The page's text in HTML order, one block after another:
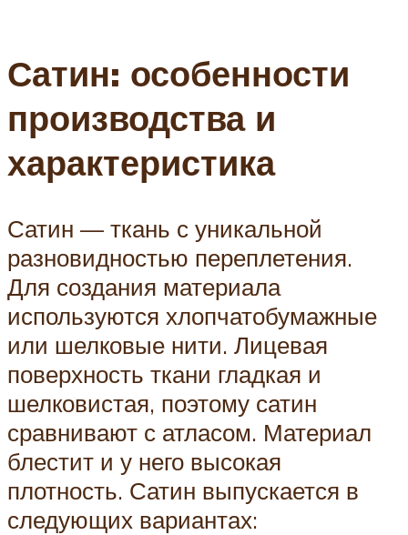
Сатин: особенности
производства и
характеристика
Сатин — ткань с уникальной
разновидностью переплетения.
Для создания материала
используются хлопчатобумажные
или шелковые нити. Лицевая
поверхность ткани гладкая и
шелковистая, поэтому сатин
сравнивают с атласом. Материал
блестит и у него высокая
плотность. Сатин выпускается в
следующих вариантах: